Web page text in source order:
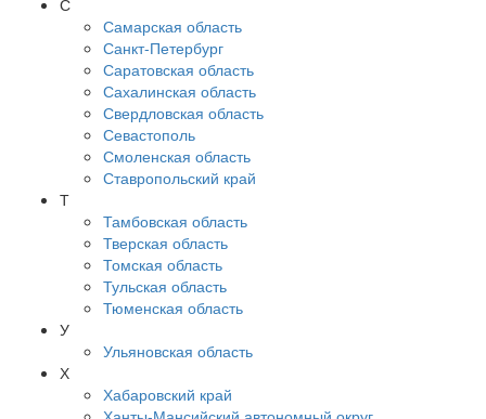
С
Самарская область
Санкт-Петербург
Саратовская область
Сахалинская область
Свердловская область
Севастополь
Смоленская область
Ставропольский край
Т
Тамбовская область
Тверская область
Томская область
Тульская область
Тюменская область
У
Ульяновская область
Х
Хабаровский край